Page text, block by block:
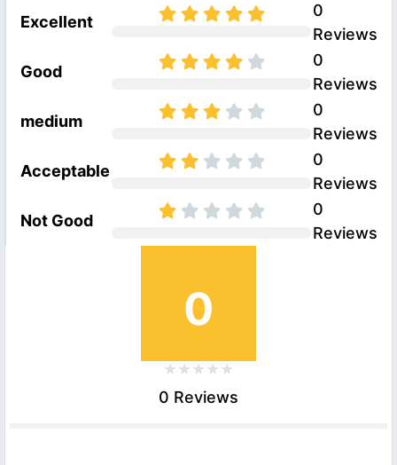
Excellent
0
Reviews
Good
0
Reviews
medium
0
Reviews
Acceptable
0
Reviews
Not Good
0
Reviews
0
0 Reviews